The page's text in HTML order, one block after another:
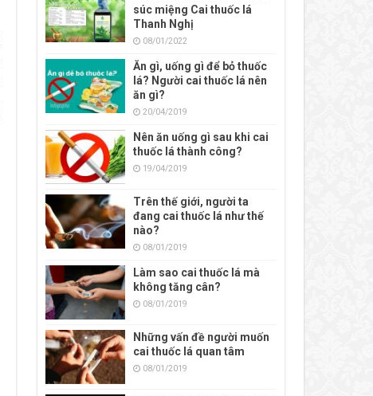
súc miệng Cai thuốc lá
Thanh Nghị
08/01/2022
Ăn gì, uống gì để bỏ thuốc
lá? Người cai thuốc lá nên
ăn gì?
20/04/2019
Nên ăn uống gì sau khi cai
thuốc lá thành công?
19/04/2019
Trên thế giới, người ta
đang cai thuốc lá như thế
nào?
08/01/2019
Làm sao cai thuốc lá mà
không tăng cân?
08/01/2019
Những vấn đề người muốn
cai thuốc lá quan tâm
08/01/2019